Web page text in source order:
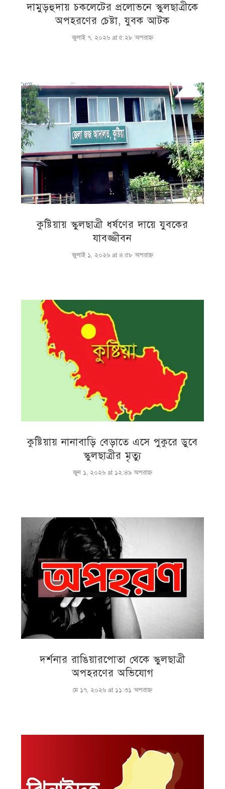
দামুড়হুদায় চকলেটের প্রলোভনে স্কুলছাত্রীকে
অপহরণের চেষ্টা, যুবক আটক
জুলাই ৭, ২০২৬ at ৫:২৮ অপরাহ্ণ
কুষ্টিয়ায় স্কুলছাত্রী ধর্ষণের দায়ে যুবকের
যাবজ্জীবন
জুলাই ১, ২০২৬ at ৪:৫৮ অপরাহ্ণ
কুষ্টিয়ায় নানাবাড়ি বেড়াতে এসে পুকুরে ডুবে
স্কুলছাত্রীর মৃত্যু
জুন ১, ২০২৬ at ১২:৪৯ অপরাহ্ণ
দর্শনার রাঙিয়ারপোতা থেকে স্কুলছাত্রী
অপহরণের অভিযোগ
মে ১৭, ২০২৬ at ১১:৩১ অপরাহ্ণ